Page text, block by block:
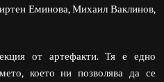
Еминова, Михаил Ваклинов,
от артефакти. Тя е едно
което ни позволява да се